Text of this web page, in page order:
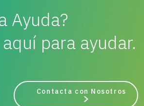
Ayuda?
para ayudar.
Contacta con Nosotros